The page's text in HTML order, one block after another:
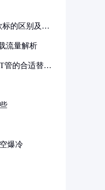
标的区别及其
流量解析
管的合适替代
爆冷